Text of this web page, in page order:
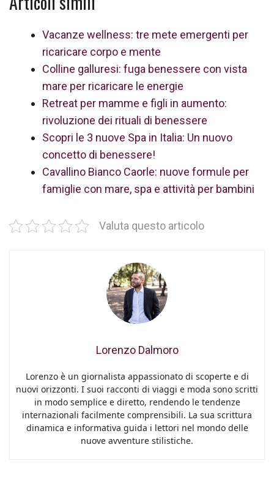
Vacanze wellness: tre mete emergenti per
ricaricare corpo e mente
Colline galluresi: fuga benessere con vista
mare per ricaricare le energie
Retreat per mamme e figli in aumento:
rivoluzione dei rituali di benessere
Scopri le 3 nuove Spa in Italia: Un nuovo
concetto di benessere!
Cavallino Bianco Caorle: nuove formule per
famiglie con mare, spa e attività per bambini
Valuta questo articolo
Lorenzo Dalmoro
Lorenzo è un giornalista appassionato di scoperte e di
nuovi orizzonti. I suoi racconti di viaggi e moda sono scritti
in modo semplice e diretto, rendendo le tendenze
internazionali facilmente comprensibili. La sua scrittura
dinamica e informativa guida i lettori nel mondo delle
nuove avventure stilistiche.